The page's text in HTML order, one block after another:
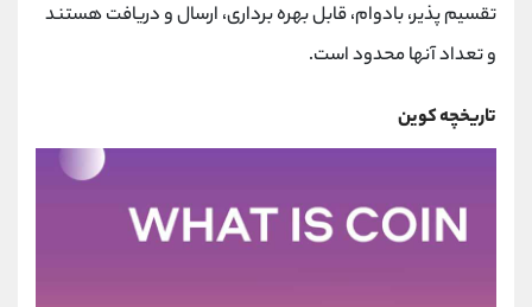
تقسیم پذیر، بادوام، قابل بهره برداری، ارسال و دریافت هستند
و تعداد آنها محدود است.
تاریخچه کوین